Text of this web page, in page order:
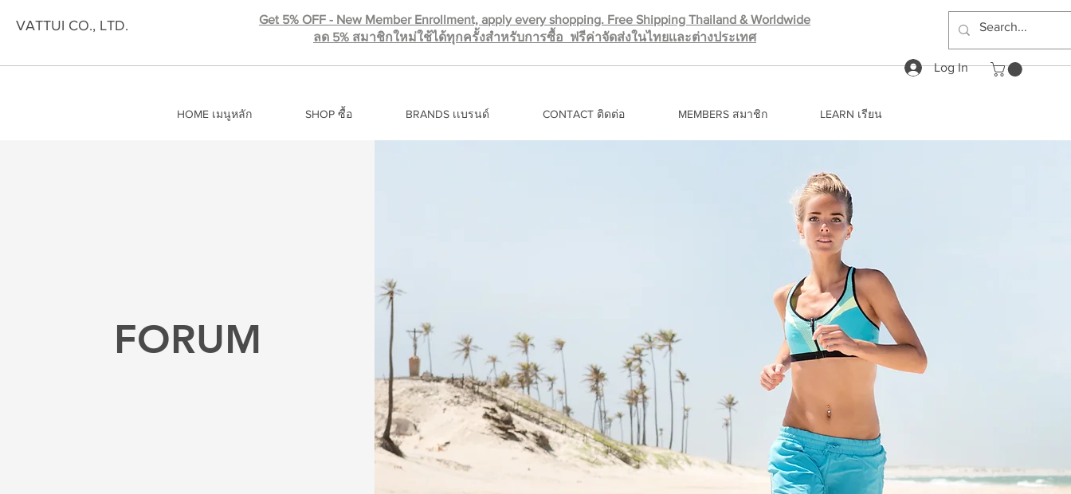
VATTUI CO., LTD.
Log In
Get 5% OFF - New Member Enrollment, apply every shopping. Free Shipping Thailand & Worldwide
ลด 5% สมาชิกใหม่ใช้ได้ทุกครั้งสำหรับการซื้อ ฟรีค่าจัดส่งในไทยเเละต่างประเทศ
HOME เมนูหลัก SHOP ซื้อ BRANDS เเบรนด์ CONTACT ติดต่อ MEMBERS สมาชิก LEARN เรียน
FORUM